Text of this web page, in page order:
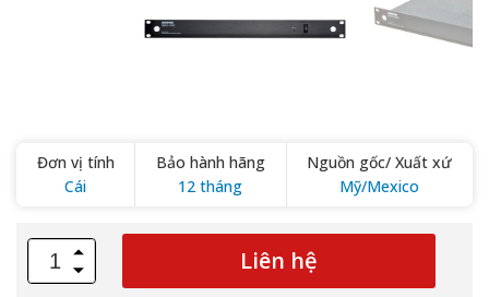
Đơn vị tính
Cái
Bảo hành hãng
12 tháng
Nguồn gốc/ Xuất xứ
Mỹ/Mexico
Liên hệ